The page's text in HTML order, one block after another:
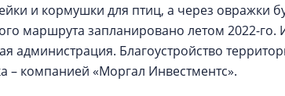
и кормушки для птиц, а через овражки
маршрута запланировано летом 2022-
администрация. Благоустройство
– компанией «Моргал Инвестментс».